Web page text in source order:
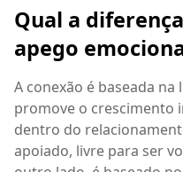
Qual a
apego
A conexão é baseada
promove o crescimento
dentro do
apoiado, livre para ser